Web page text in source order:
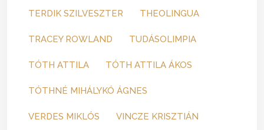
TERDIK SZILVESZTER THEOLINGUA
TRACEY ROWLAND TUDÁSOLIMPIA
TÓTH ATTILA TÓTH ATTILA ÁKOS
TÓTHNÉ MIHÁLYKÓ ÁGNES
VERDES MIKLÓS VINCZE KRISZTIÁN